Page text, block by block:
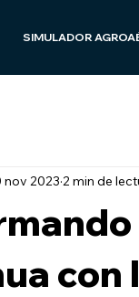
SIMULADOR
con
nov 2023 2 min de